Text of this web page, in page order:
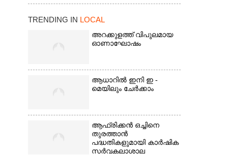
TRENDING IN LOCAL
അറക്കുളത്ത് വിപുലമായ
ഓണാഘോഷം
ആധാറിൽ ഇനി ഇ -
മെയിലും ചേർക്കാം
ആഫ്രിക്കൻ ഒച്ചിനെ
തുരത്താൻ
പദ്ധതികളുമായി കാർഷിക
സർവകലാശാല